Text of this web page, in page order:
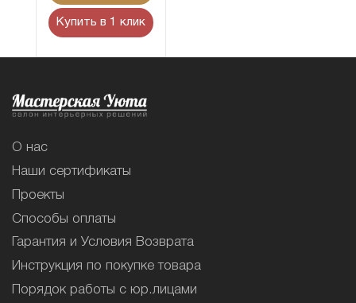
Купить в 1 клик
О нас
Наши сертификаты
Проекты
Способы оплаты
Гарантия и Условия Возврата
Инструкция по покупке товара
Порядок работы с юр.лицами